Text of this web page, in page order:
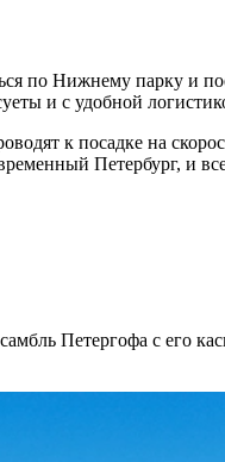
по Нижнему парку и
и с удобной
к посадке на
Петербург, и
Петергофа с его